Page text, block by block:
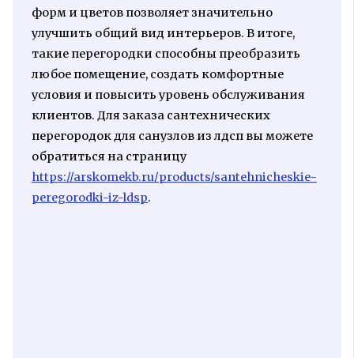
форм и цветов позволяет значительно
улучшить общий вид интерьеров. В итоге,
такие перегородки способны преобразить
любое помещение, создать комфортные
условия и повысить уровень обслуживания
клиентов. Для заказа сантехнических
перегородок для санузлов из лдсп вы можете
обратиться на страницу
https://arskomekb.ru/products/santehnicheskie-
peregorodki-iz-ldsp.